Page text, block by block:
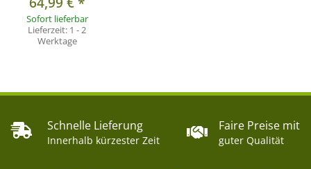
Sofort lieferbar
Lieferzeit: 1 - 2
Werktage
Schnelle Lieferung
Innerhalb kürzester Zeit
Faire Preise mit
guter Qualität